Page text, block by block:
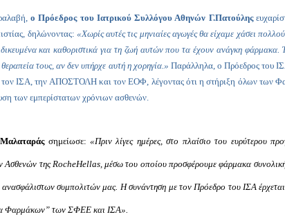
ο Πρόεδρος του Ιατρικού Συλλόγου Αθηνών Γ.Πατούλης
δηλώνοντας: «Χωρίς αυτές τις μηνιαίες αγωγές θα είχαμε χάσει
και καθοριστικά για τη ζωή αυτών που τα έχουν ανάγκη
τους, αν δεν υπήρχε αυτή η χορηγία.» Παράλληλα, ο Πρόεδρος του
ΙΣΑ, την ΑΠΟΣΤΟΛΗ και τον ΕΟΦ, λέγοντας ότι η στήριξη όλων των
των εμπερίστατων χρόνιων ασθενών.
σημείωσε:«Πριν λίγες ημέρες, στο πλαίσιο του ευρύτερου
Ασθενών τηςRocheHellas, μέσω του οποίου προσφέρουμε φάρμακα
συμπολιτών μας. Η συνάντηση με τον Πρόεδρο του ΙΣΑ
Φαρμάκων” των ΣΦΕΕ και ΙΣΑ».